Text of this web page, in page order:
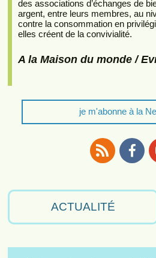
des associations d’échanges de
argent, entre leurs membres, au
contre la consommation en
elles créent de la convivialité.
A la Maison du monde /
je m'abonne à la
ACTUALITÉ